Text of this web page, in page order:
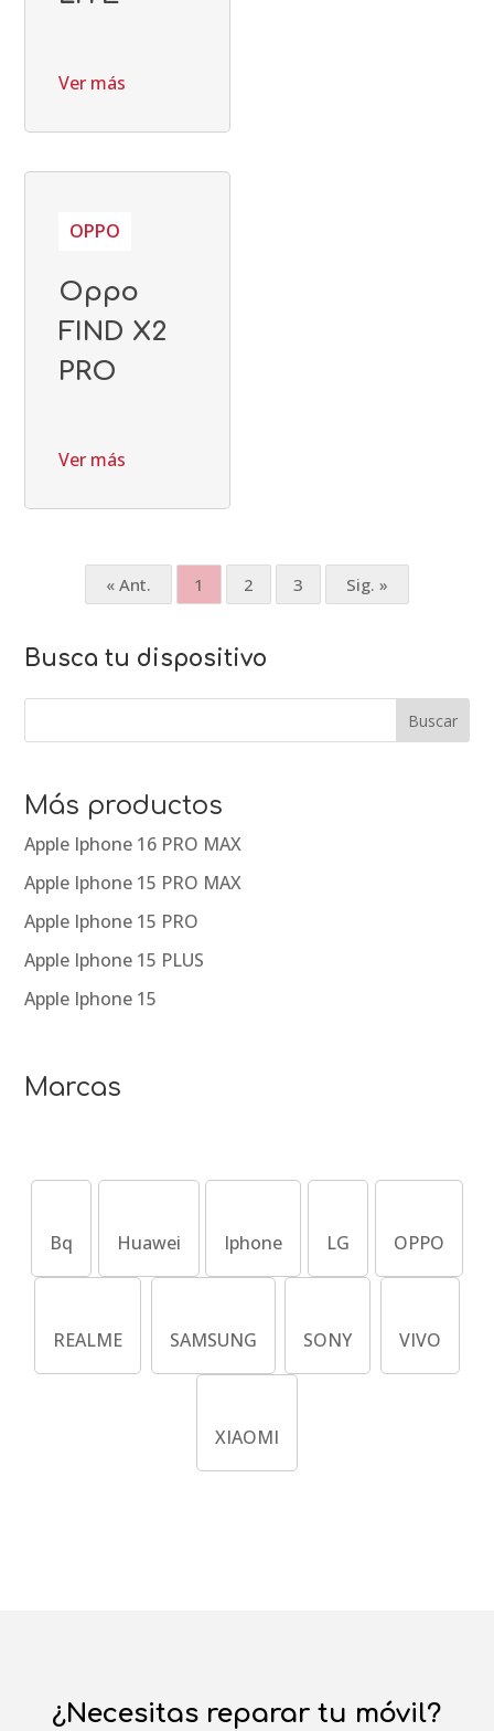
Ver más
OPPO
Oppo
FIND X2
PRO
Ver más
« Ant. 1 2 3 Sig. »
Busca tu dispositivo
Buscar
Más productos
Apple Iphone 16 PRO MAX
Apple Iphone 15 PRO MAX
Apple Iphone 15 PRO
Apple Iphone 15 PLUS
Apple Iphone 15
Marcas
Bq Huawei Iphone LG OPPO
REALME SAMSUNG SONY VIVO
XIAOMI
¿Necesitas reparar tu móvil?